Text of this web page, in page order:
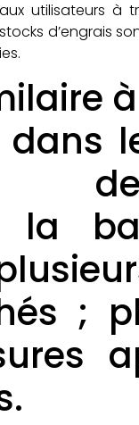
utilisateurs à
d’engrais
la
;